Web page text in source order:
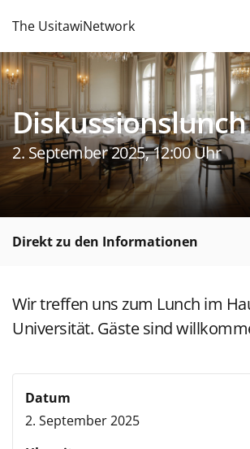
The UsitawiNetwork
Diskussionslunch
2. September 2025, 12:00 Uhr
Direkt zu den Informationen
Wir treffen uns zum Lunch im
Universität. Gäste sind
Datum
2. September 2025